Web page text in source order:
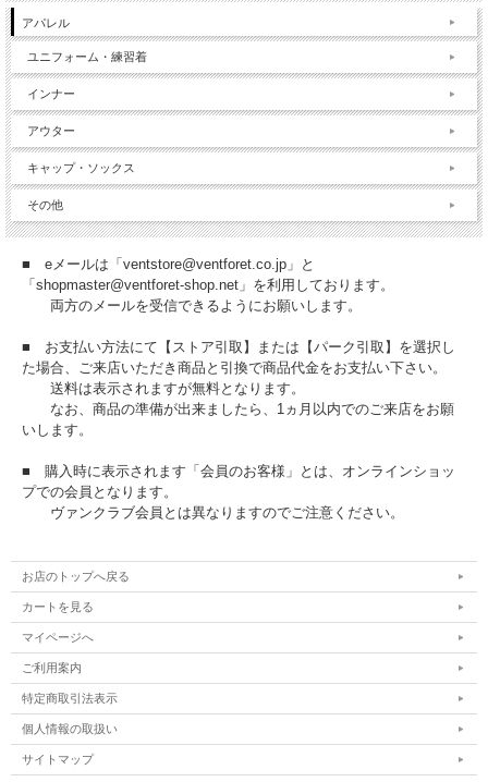
アパレル
ユニフォーム・練習着
インナー
アウター
キャップ・ソックス
その他
■ eメールは「ventstore@ventforet.co.jp」と
「shopmaster@ventforet-shop.net」を利用しております。
両方のメールを受信できるようにお願いします。
■ お支払い方法にて【ストア引取】または【パーク引取】を選択し
た場合、ご来店いただき商品と引換で商品代金をお支払い下さい。
送料は表示されますが無料となります。
なお、商品の準備が出来ましたら、1ヵ月以内でのご来店をお願
いします。
■ 購入時に表示されます「会員のお客様」とは、オンラインショッ
プでの会員となります。
ヴァンクラブ会員とは異なりますのでご注意ください。
お店のトップへ戻る
カートを見る
マイページへ
ご利用案内
特定商取引法表示
個人情報の取扱い
サイトマップ